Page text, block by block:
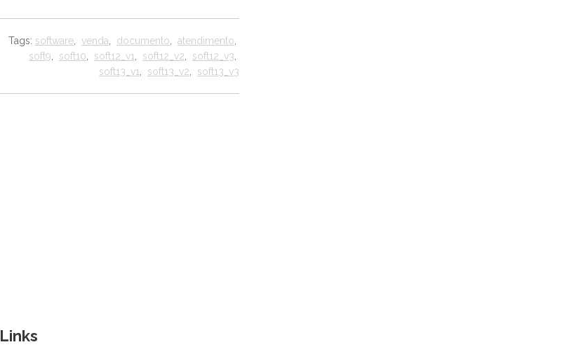
Tags: software venda documento atendimento
soft9
soft10 soft12_v1 soft12_v2 soft12_v3
soft13_v1
soft13_v2 soft13_v3
Links